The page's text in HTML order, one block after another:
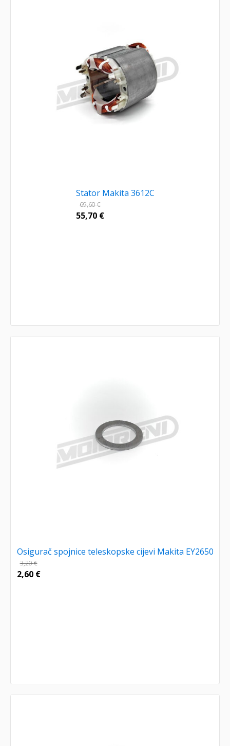
Stator Makita 3612C
69,60€
55,70 €
Osigurač spojnice teleskopske cijevi Makita EY2650
3,20€
2,60 €